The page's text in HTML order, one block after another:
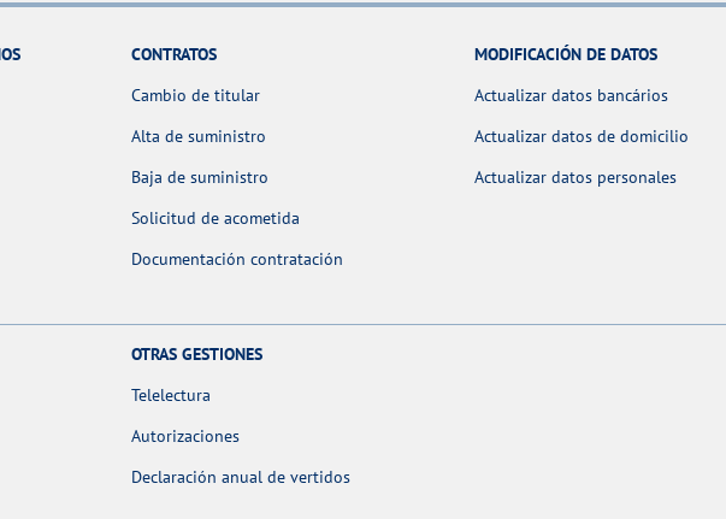
CONTRATOS
Cambio de titular
Alta de suministro
Baja de suministro
Solicitud de acometida
Documentación contratación
MODIFICACIÓN DE DATOS
Actualizar datos bancários
Actualizar datos de domicilio
Actualizar datos personales
OTRAS GESTIONES
Telelectura
Autorizaciones
Declaración anual de vertidos